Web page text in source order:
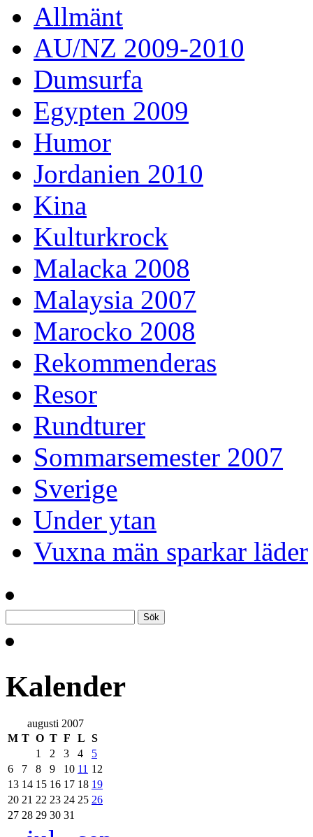
Allmänt
AU/NZ 2009-2010
Dumsurfa
Egypten 2009
Humor
Jordanien 2010
Kina
Kulturkrock
Malacka 2008
Malaysia 2007
Marocko 2008
Rekommenderas
Resor
Rundturer
Sommarsemester 2007
Sverige
Under ytan
Vuxna män sparkar läder
efter:
Kalender
augusti 2007
M T O T F L S
1
2 3 4
5
6
7 8 9 10 11 12
13 14 15 16 17 18 19
20 21 22 23 24 25 26
27 28 29 30 31